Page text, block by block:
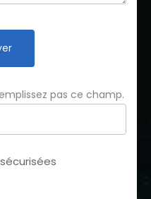
pas ce champ.